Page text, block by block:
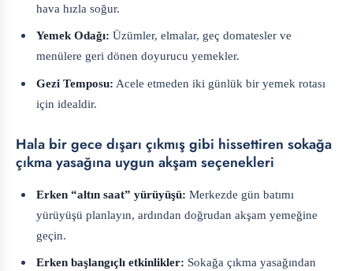
hava hızla soğur.
Yemek Odağı: Üzümler, elmalar, geç domatesler ve
menülere geri dönen doyurucu yemekler.
Gezi Temposu: Acele etmeden iki günlük bir yemek rotası
için idealdir.
Hala bir gece dışarı çıkmış gibi hissettiren sokağa
çıkma yasağına uygun akşam seçenekleri
Erken “altın saat” yürüyüşü: Merkezde gün batımı
yürüyüşü planlayın, ardından doğrudan akşam yemeğine
geçin.
Erken başlangıçlı etkinlikler: Sokağa çıkma yasağından